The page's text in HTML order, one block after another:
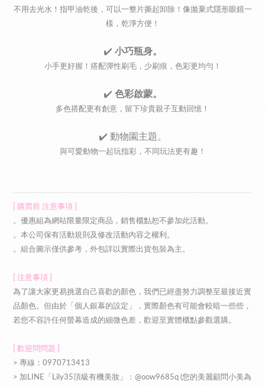
不用去光水！指甲油乾後，可以一整片撕起卸除！像拋棄式隱形眼鏡一
樣，乾淨方便！
✔️ 小巧瓶身。
小手更好握！搭配彈性刷毛，少刷痕，色彩更均勻！
✔️ 色彩啟蒙。
多色搭配更有創意，留下珍貴親子互動回憶！
✔️ 動物園主題。
與可愛動物一起玩指彩，不同玩法更有趣！
[ 購買前 注意事項 ]
。優惠組為網站限量限定商品，銷售櫃點恕不參加此活動。
。本公司保有活動規則及修改活動內容之權利。
。組合圖示僅供參考，外包詳以實際出貨包裝為主。
[ 注意事項 ]
為了讓大家更易挑選自己喜歡的顏色，我們已經盡努力調整至最接近實
品顏色。但由於「個人銀幕的設定」，實際顏色有可能會較暗一些些，
若您不容許任何螢幕造成的細微色差，歡迎至實體櫃點參觀選購。
[ 歡迎問問題 ]
> 專線： 0970713413
> 加LINE「Lily35頂級有機美妝」：@oow9685q (您的美麗顧問小美為